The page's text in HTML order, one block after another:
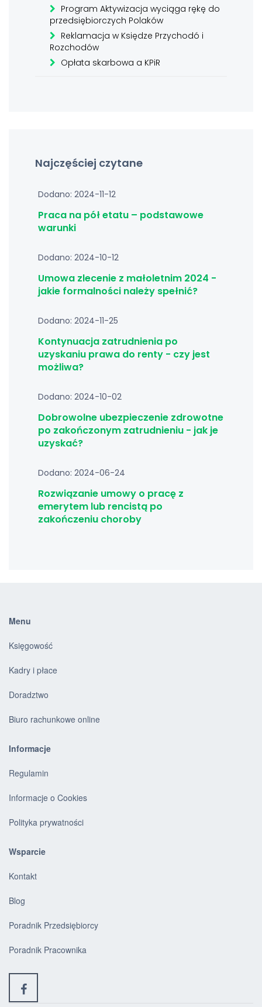
Program Aktywizacja wyciąga rękę do
przedsiębiorczych Polaków
Reklamacja w Księdze Przychodó i
Rozchodów
Opłata skarbowa a KPiR
Najczęściej czytane
Dodano: 2024-11-12
Praca na pół etatu – podstawowe
warunki
Dodano: 2024-10-12
Umowa zlecenie z małoletnim 2024 -
jakie formalności należy spełnić?
Dodano: 2024-11-25
Kontynuacja zatrudnienia po
uzyskaniu prawa do renty - czy jest
możliwa?
Dodano: 2024-10-02
Dobrowolne ubezpieczenie zdrowotne
po zakończonym zatrudnieniu - jak je
uzyskać?
Dodano: 2024-06-24
Rozwiązanie umowy o pracę z
emerytem lub rencistą po
zakończeniu choroby
Menu
Księgowość
Kadry i płace
Doradztwo
Biuro rachunkowe online
Informacje
Regulamin
Informacje o Cookies
Polityka prywatności
Wsparcie
Kontakt
Blog
Poradnik Przedsiębiorcy
Poradnik Pracownika